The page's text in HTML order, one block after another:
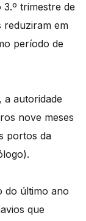
trimestre de
reduziram em
período de
a autoridade
nove meses
portos da
do último ano
que